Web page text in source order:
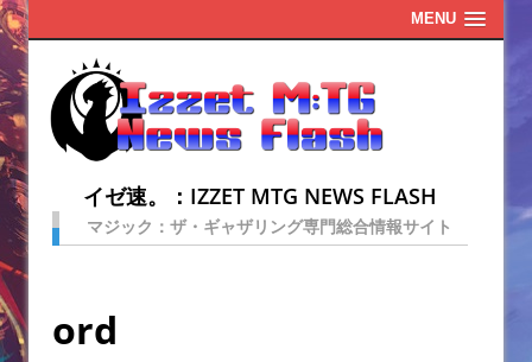
MENU
イゼ速。：IZZET MTG NEWS FLASH
マジック：ザ・ギャザリング専門総合情報サイト
ord